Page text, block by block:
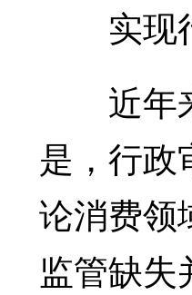
实现行
近年来
是，行政
论消费领
监管缺